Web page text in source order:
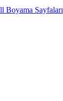
Boyama Sayfaları